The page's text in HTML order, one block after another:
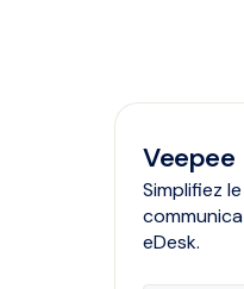
Veepee
Simplifiez
eDesk.